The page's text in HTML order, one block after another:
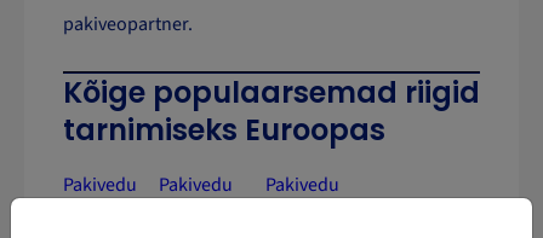
pakiveopartner.
Kõige populaarsemad riigid
tarnimiseks Euroopas
Pakivedu
Pakivedu
Pakivedu